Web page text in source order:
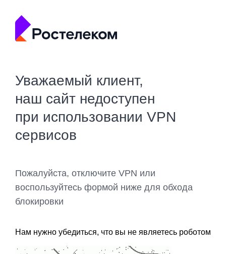
Уважаемый клиент,
наш сайт недоступен
при использовании VPN
сервисов
Пожалуйста, отключите VPN или
воспользуйтесь формой ниже для обхода
блокировки
Нам нужно убедиться, что вы не являетесь роботом